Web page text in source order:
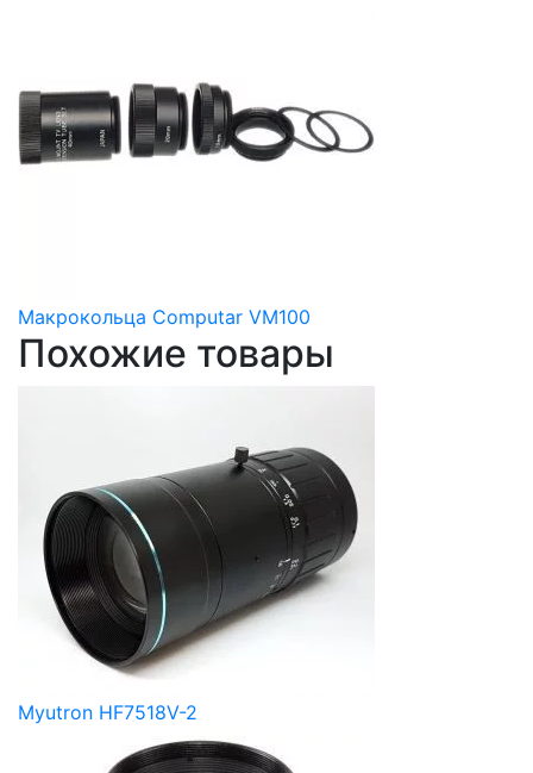
Макрокольца Computar VM100
Похожие товары
Myutron HF7518V-2